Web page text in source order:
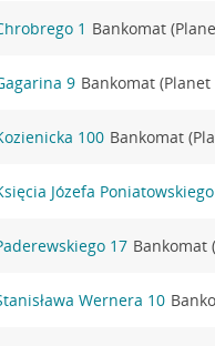
1 Bankomat
9 Bankomat (Planet
100 Bankomat
Józefa
17 Bankomat
Wernera 10